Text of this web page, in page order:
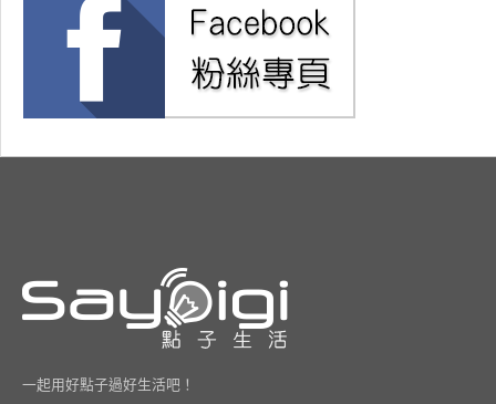
一起用好點子過好生活吧！